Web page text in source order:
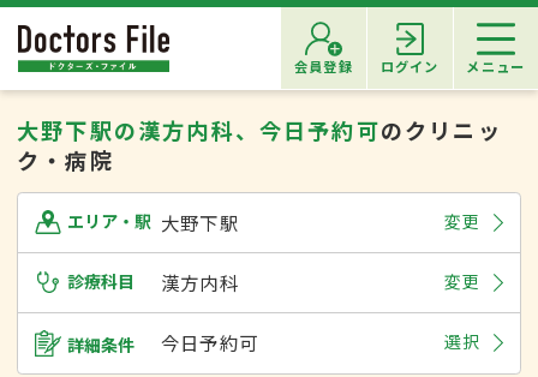
会員登録 ログイン メニュー
大野下駅の漢方内科、今日予約可のクリニッ
ク・病院
エリア・駅 大野下駅 変更
診療科目 漢方内科 変更
詳細条件 今日予約可 選択